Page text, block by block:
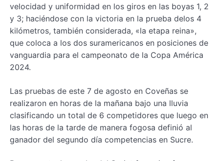
velocidad y uniformidad en los giros en las boyas 1, 2
y 3; haciéndose con la victoria en la prueba delos 4
kilómetros, también considerada, «la etapa reina»,
que coloca a los dos suramericanos en posiciones de
vanguardia para el campeonato de la Copa América
2024.
Las pruebas de este 7 de agosto en Coveñas se
realizaron en horas de la mañana bajo una lluvia
clasificando un total de 6 competidores que luego en
las horas de la tarde de manera fogosa definió al
ganador del segundo día competencias en Sucre.